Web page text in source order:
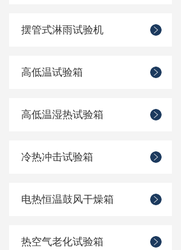
摆管式淋雨试验机
高低温试验箱
高低温湿热试验箱
冷热冲击试验箱
电热恒温鼓风干燥箱
热空气老化试验箱